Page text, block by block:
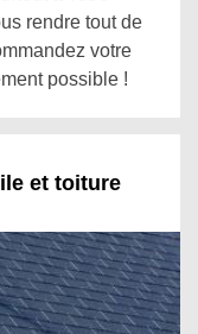
rendre tout de
votre
possible !
et toiture